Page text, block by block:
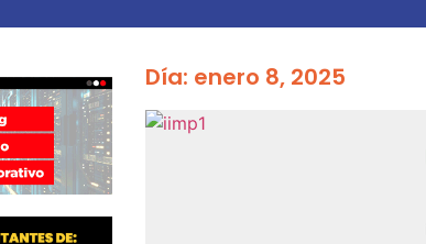
Día: enero 8, 2025